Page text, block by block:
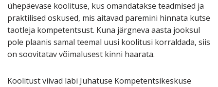
ühepäevase koolituse, kus omandatakse teadmised ja
praktilised oskused, mis aitavad paremini hinnata kutse
taotleja kompetentsust. Kuna järgneva aasta jooksul
pole plaanis samal teemal uusi koolitusi korraldada, siis
on soovitatav võimalusest kinni haarata.
Koolitust viivad läbi Juhatuse Kompetentsikeskuse